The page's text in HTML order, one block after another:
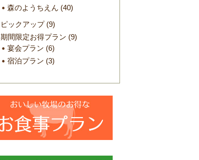
森のようちえん (40)
ピックアップ(9)
期間限定お得プラン (9)
宴会プラン (6)
宿泊プラン (3)